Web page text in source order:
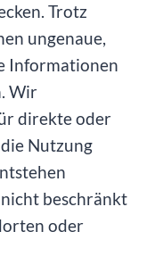
Trotz
ungenaue,
Informationen
Wir
direkte oder
Nutzung
beschränkt
oder